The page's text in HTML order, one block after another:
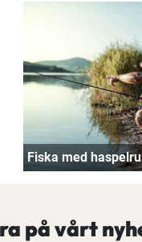
Fiska med
på vårt